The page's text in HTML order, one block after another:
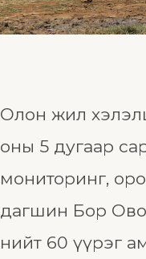
Олон жил
оны 5 дугаар
мониторинг,
дагшин Бор
нийт 60 үүрэг